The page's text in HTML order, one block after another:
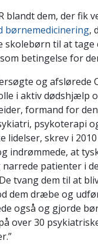
blandt dem, der fik
børnemedicinering,
skolebørn til at
betingelse for
og afslørede
i aktiv dødshjælp
formand for
psykoterapi
lidelser, skrev i
indrømmede, at
patienter i
tvang dem til at
dem dræbe og
også og gjorde
over 30